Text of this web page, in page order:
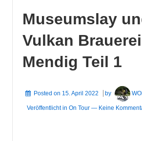
Museumslay
Vulkan
Mendig Teil 1
Posted on 15. April 2022 by
Veröffentlicht in On Tour — Keine